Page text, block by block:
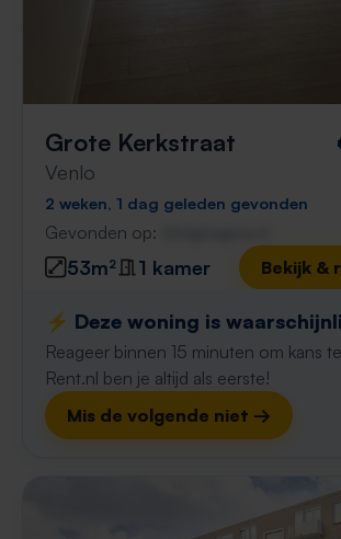
Grote Kerkstraat
Venlo
2 weken, 1 dag geleden gevonden
Gevonden op:
53m² 1 kamer Bekijk &
⚡️ Deze woning is
Reageer binnen 15 minuten om kans
Rent.nl ben je altijd als eerste!
Mis de volgende niet →